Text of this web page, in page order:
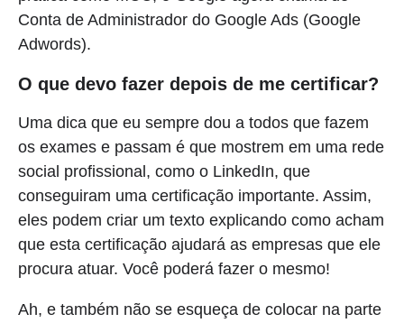
Conta de Administrador do Google Ads (Google
Adwords).
O que devo fazer depois de me certificar?
Uma dica que eu sempre dou a todos que fazem
os exames e passam é que mostrem em uma rede
social profissional, como o LinkedIn, que
conseguiram uma certificação importante. Assim,
eles podem criar um texto explicando como acham
que esta certificação ajudará as empresas que ele
procura atuar. Você poderá fazer o mesmo!
Ah, e também não se esqueça de colocar na parte